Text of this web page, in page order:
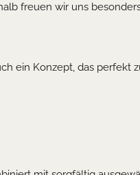
freuen wir uns
ein Konzept, das perfekt